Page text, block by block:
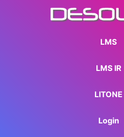
LMS
LMS IR
LITONE
Login